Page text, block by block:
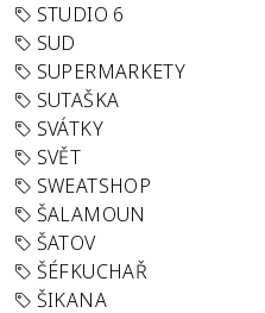
STUDIO 6
SUD
SUPERMARKETY
SUTAŠKA
SVÁTKY
SVĚT
SWEATSHOP
ŠALAMOUN
ŠATOV
ŠÉFKUCHAŘ
ŠIKANA